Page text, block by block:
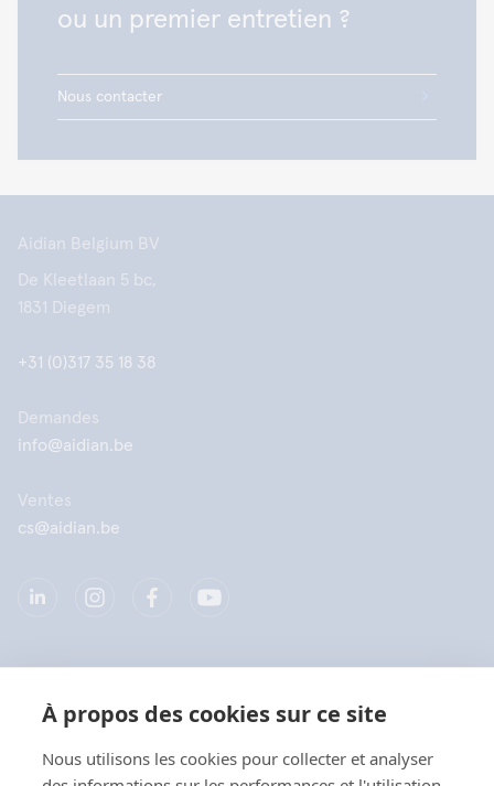
À propos des cookies sur ce site
Nous utilisons les cookies pour collecter et analyser
ou un premier entretien ?
Nous contacter
Aidian Belgium BV
De Kleetlaan 5 bc,
1831 Diegem
+31 (0)317 35 18 38
Demandes
info@aidian.be
Ventes
cs@aidian.be